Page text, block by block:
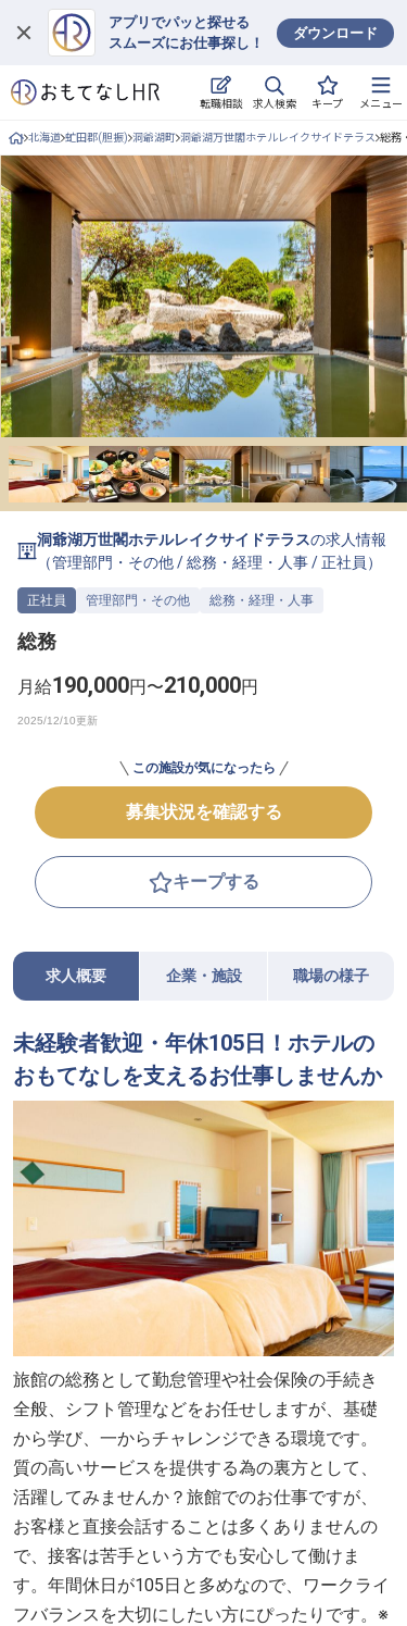
アプリでパッと探せる
スムーズにお仕事探し！
ダウンロード
転職相談 求人検索 キープ メニュー
ログイン
求人・施設を探す
キープした求人
就職・転職 合同説明会
おもてなしHRについて
ご利用の流れ
よくある質問
ホテル・宿泊業界情報コラム
無料 転職サポートに申し込む
北海道 虻田郡(胆振) 洞爺湖町 洞爺湖万世閣ホテルレイクサイドテラス 総務
洞爺湖万世閣ホテルレイクサイドテラスの求人情報
（管理部門・その他/総務・経理・人事/正社員 ）
正社員 管理部門・その他 総務・経理・人事
総務
月給190,000円〜210,000円
この施設が気になったら
募集状況を確認する
キープする
求人概要 企業・施設 職場の様子
未経験者歓迎・年休105日！ホテルの
おもてなしを支えるお仕事しませんか
旅館の総務として勤怠管理や社会保険の手続き
全般、シフト管理などをお任せしますが、基礎
から学び、一からチャレンジできる環境です。
質の高いサービスを提供する為の裏方として、
活躍してみませんか？旅館でのお仕事ですが、
お客様と直接会話することは多くありませんの
で、接客は苦手という方でも安心して働けま
す。年間休日が105日と多めなので、ワークライ
フバランスを大切にしたい方にぴったりです。※